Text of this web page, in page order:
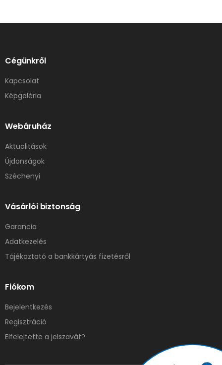
Cégünkről
Kapcsolat
Képgaléria
Webáruház
Aktualitások
Újdonságok
Széchenyi
Vásárlói biztonság
Garancia
Adatkezelés
Tájékoztató a bankkártyás fizetésről
Fiókom
Bejelentkezés
Regisztráció
Elfelejtette a jelszavát?